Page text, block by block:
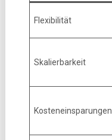
Flexibilität
Skalierbarkeit
Kosteneinsparungen